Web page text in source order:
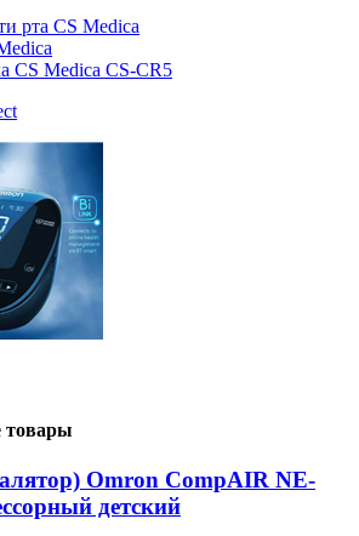
Omron CompAIR NE-
детский